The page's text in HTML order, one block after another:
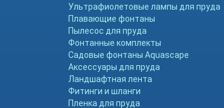
Ультрафиолетовые лампы для пруда
Плавающие фонтаны
Пылесос для пруда
Фонтанные комплекты
Садовые фонтаны Aquascape
Аксессуары для пруда
Ландшафтная лента
Фитинги и шланги
Пленка для пруда